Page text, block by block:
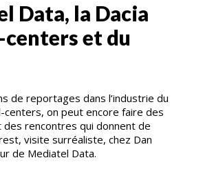
Data, la Dacia
centers et du
de reportages dans l’industrie du
centers, on peut encore faire des
rencontres qui donnent de
visite surréaliste, chez Dan
de Mediatel Data.